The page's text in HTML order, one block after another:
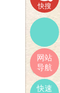
快搜
网站
导航
快速